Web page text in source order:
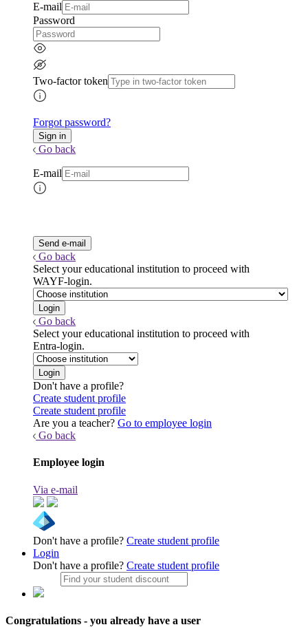
E-mail
Password
Two-factor token
Forgot password?
Go back
E-mail
Go back
Select your educational institution to proceed with
WAYF-login.
Go back
Select your educational institution to proceed with
Entra-login.
Don't have a profile?
Create student profile
Create student profile
Are you a teacher? Go to employee login
Go back
Employee login
Via e-mail
Don't have a profile? Create student profile
Login
Don't have a profile? Create student profile
Congratulations - you already have a user